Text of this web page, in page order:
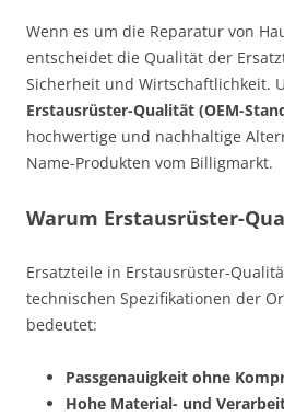
Wenn es um die Reparatur von
entscheidet die Qualität der
Sicherheit und Wirtschaftlichkeit.
Erstausrüster-Qualität (OEM-
hochwertige und nachhaltige
Name-Produkten vom Billigmarkt.
Warum Erstausrüster-
Ersatzteile in Erstausrüster-
technischen Spezifikationen der
bedeutet:
Passgenauigkeit ohne
Hohe Material- und